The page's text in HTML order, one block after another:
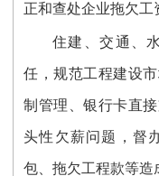
正和查处企业拖欠工
住建、交通、
任，规范工程建设
制管理、银行卡直
头性欠薪问题，督
包、拖欠工程款等造